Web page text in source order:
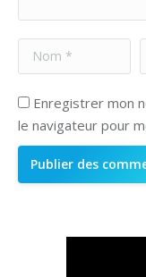
Nom *
Enregistrer mon
le navigateur pour
Publier des